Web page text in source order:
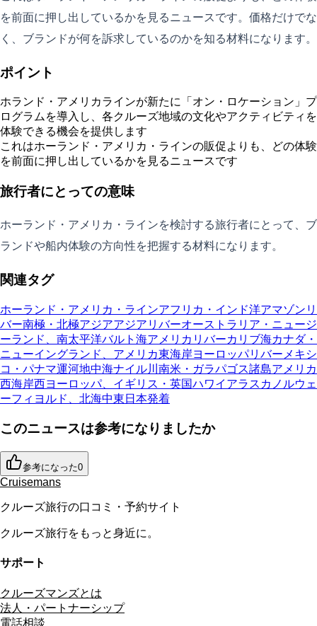
を前面に押し出しているかを見るニュースです。価格だけでな
く、ブランドが何を訴求しているのかを知る材料になります。
ポイント
ホランド・アメリカラインが新たに「オン・ロケーション」プ
ログラムを導入し、各クルーズ地域の文化やアクティビティを
体験できる機会を提供します
これはホーランド・アメリカ・ラインの販促よりも、どの体験
を前面に押し出しているかを見るニュースです
旅行者にとっての意味
ホーランド・アメリカ・ラインを検討する旅行者にとって、ブ
ランドや船内体験の方向性を把握する材料になります。
関連タグ
ホーランド・アメリカ・ラインアフリカ・インド洋アマゾンリ
バー南極・北極アジアアジアリバーオーストラリア・ニュージ
ーランド、南太平洋バルト海アメリカリバーカリブ海カナダ・
ニューイングランド、アメリカ東海岸ヨーロッパリバー メキシ
コ・パナマ運河地中海ナイル川 南米・ガラパゴス諸島アメリカ
西海岸西ヨーロッパ、イギリス・英国ハワイ アラスカ ノルウェ
ーフィヨルド、北海中東 日本発着
このニュースは参考になりましたか
参考になった0
Cruisemans
クルーズ旅行の口コミ・予約サイト
クルーズ旅行をもっと身近に。
サポート
クルーズマンズとは
法人・パートナーシップ
電話相談